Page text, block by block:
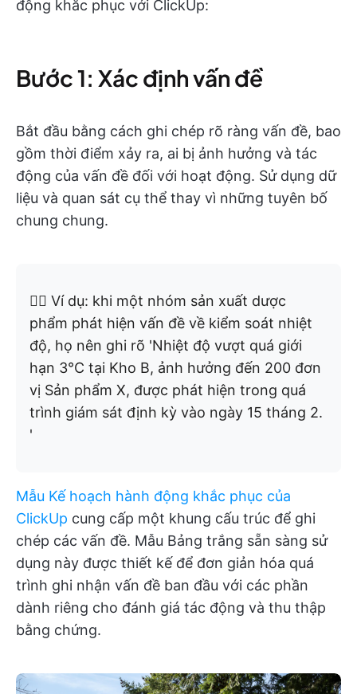
động khắc phục với ClickUp:
Bước 1: Xác định vấn đề
Bắt đầu bằng cách ghi chép rõ ràng vấn đề, bao
gồm thời điểm xảy ra, ai bị ảnh hưởng và tác
động của vấn đề đối với hoạt động. Sử dụng dữ
liệu và quan sát cụ thể thay vì những tuyên bố
chung chung.
👉🏼 Ví dụ: khi một nhóm sản xuất dược
phẩm phát hiện vấn đề về kiểm soát nhiệt
độ, họ nên ghi rõ 'Nhiệt độ vượt quá giới
hạn 3°C tại Kho B, ảnh hưởng đến 200 đơn
vị Sản phẩm X, được phát hiện trong quá
trình giám sát định kỳ vào ngày 15 tháng 2.
'
Mẫu Kế hoạch hành động khắc phục của
ClickUp cung cấp một khung cấu trúc để ghi
chép các vấn đề. Mẫu Bảng trắng sẵn sàng sử
dụng này được thiết kế để đơn giản hóa quá
trình ghi nhận vấn đề ban đầu với các phần
dành riêng cho đánh giá tác động và thu thập
bằng chứng.